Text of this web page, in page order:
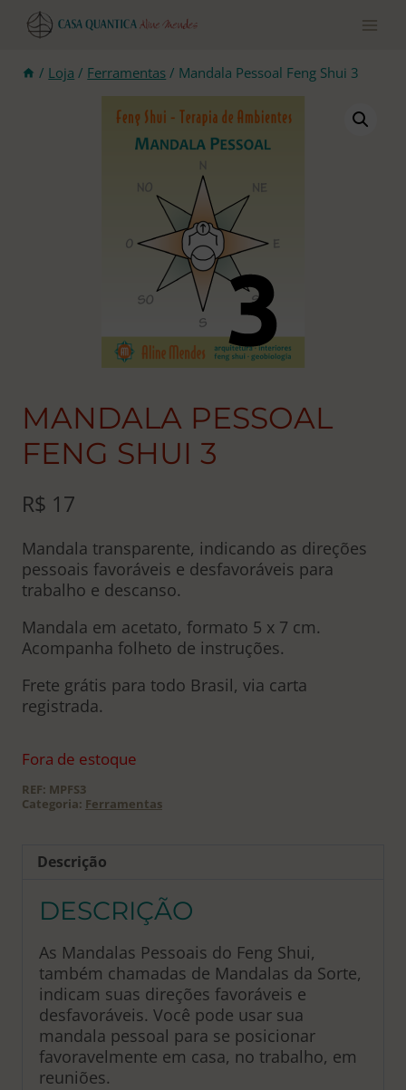
Pular
para
conteúdo
/ Loja / Ferramentas / Mandala Pessoal Feng Shui 3
MANDALA PESSOAL
FENG SHUI 3
R$ 17
Mandala transparente, indicando as direções
pessoais favoráveis e desfavoráveis para
trabalho e descanso.
Mandala em acetato, formato 5 x 7 cm.
Acompanha folheto de instruções.
Frete grátis para todo Brasil, via carta
registrada.
Fora de estoque
REF: MPFS3
Categoria: Ferramentas
Descrição
DESCRIÇÃO
As Mandalas Pessoais do Feng Shui,
também chamadas de Mandalas da Sorte,
indicam suas direções favoráveis e
desfavoráveis. Você pode usar sua
mandala pessoal para se posicionar
favoravelmente em casa, no trabalho, em
reuniões.